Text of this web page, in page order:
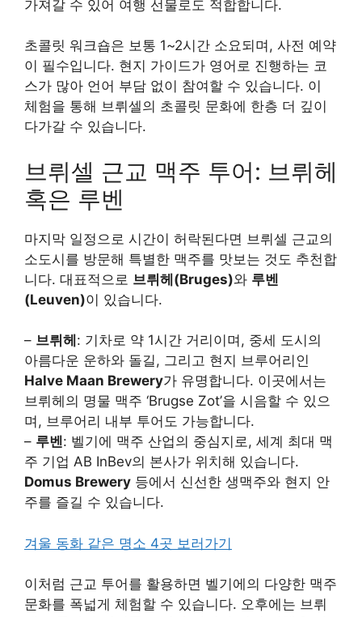
가져갈 수 있어 여행 선물로도 적합합니다.
초콜릿 워크숍은 보통 1~2시간 소요되며, 사전 예약
이 필수입니다. 현지 가이드가 영어로 진행하는 코
스가 많아 언어 부담 없이 참여할 수 있습니다. 이
체험을 통해 브뤼셀의 초콜릿 문화에 한층 더 깊이
다가갈 수 있습니다.
브뤼셀 근교 맥주 투어: 브뤼헤
혹은 루벤
마지막 일정으로 시간이 허락된다면 브뤼셀 근교의
소도시를 방문해 특별한 맥주를 맛보는 것도 추천합
니다. 대표적으로 브뤼헤(Bruges)와 루벤
(Leuven)이 있습니다.
– 브뤼헤 : 기차로 약 1시간 거리이며, 중세 도시의
아름다운 운하와 돌길, 그리고 현지 브루어리인
Halve Maan Brewery가 유명합니다. 이곳에서는
브뤼헤의 명물 맥주 ‘Brugse Zot’을 시음할 수 있으
며, 브루어리 내부 투어도 가능합니다.
– 루벤: 벨기에 맥주 산업의 중심지로, 세계 최대 맥
주 기업 AB InBev의 본사가 위치해 있습니다.
Domus Brewery 등에서 신선한 생맥주와 현지 안
주를 즐길 수 있습니다.
겨울 동화 같은 명소 4곳 보러가기
이처럼 근교 투어를 활용하면 벨기에의 다양한 맥주
문화를 폭넓게 체험할 수 있습니다. 오후에는 브뤼